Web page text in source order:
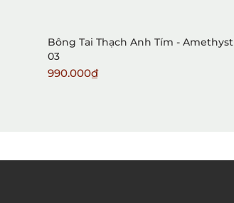
Bông Tai Thạch Anh Tím - Amethyst
03
990.000₫